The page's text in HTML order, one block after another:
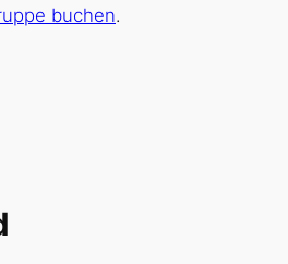
buchen.